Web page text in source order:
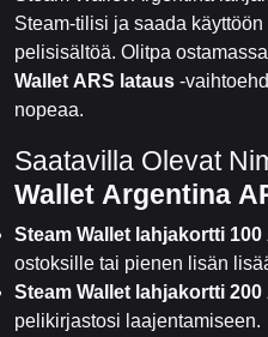
Steam-tilisi ja saada
pelisisältöä. Olitpa
Wallet ARS lataus -
nopeaa.
Saatavilla Olevat
Wallet Argentina
Steam Wallet lahjakortti 100
ostoksille tai pienen lisän
Steam Wallet lahjakortti 200
pelikirjastosi laajentamiseen.